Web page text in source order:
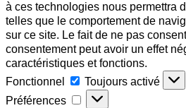
à ces technologies nous permettra
telles que le comportement de
sur ce site. Le fait de ne pas
consentement peut avoir un effet
caractéristiques et fonctions.
Fonctionnel
Fonctionnel
Toujours activé
Préférences
Préférences